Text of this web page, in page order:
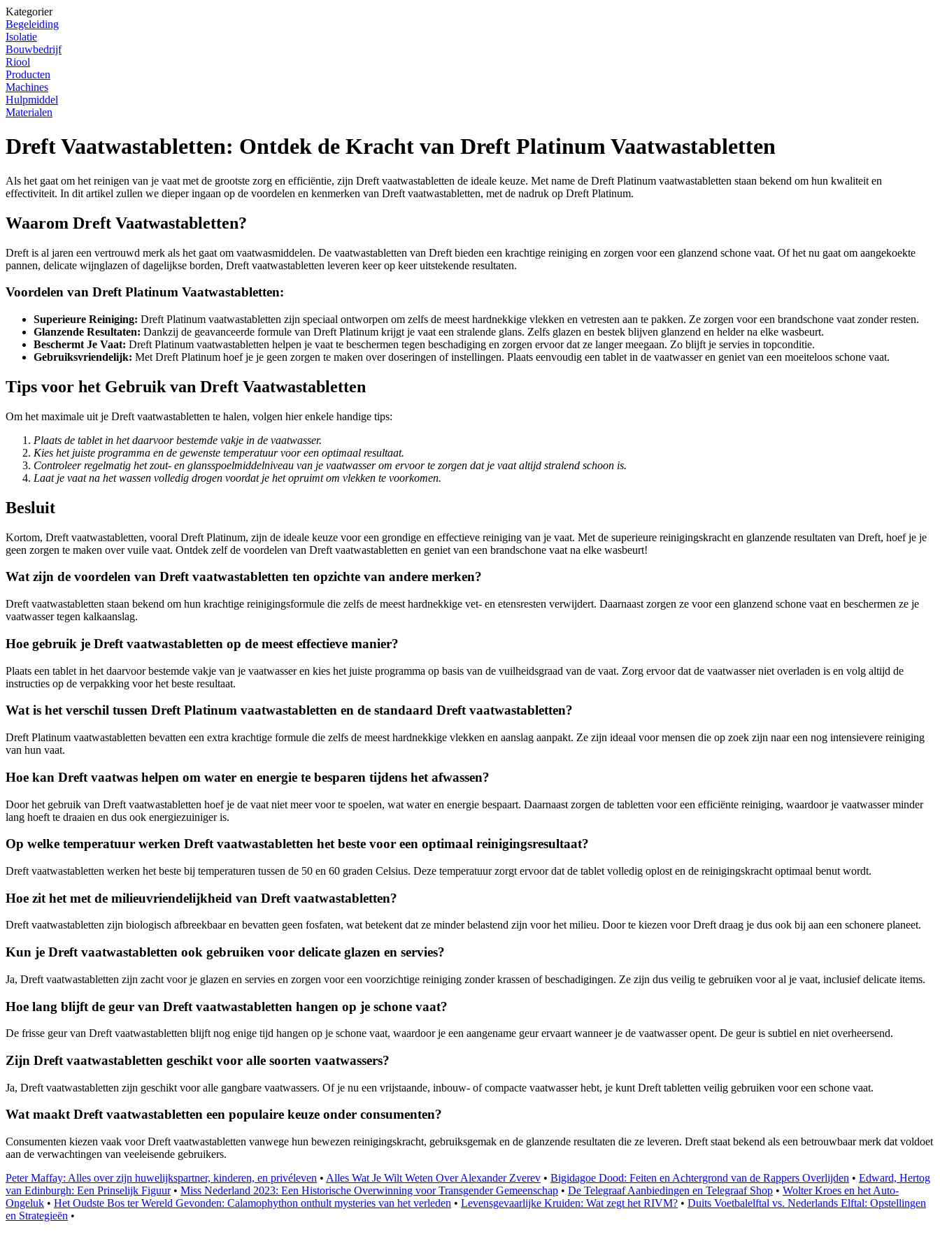
Kategorier
Begeleiding
Isolatie
Bouwbedrijf
Riool
Producten
Machines
Hulpmiddel
Materialen
Dreft Vaatwastabletten: Ontdek de Kracht van Dreft Platinum Vaatwastabletten
Als het gaat om het reinigen van je vaat met de grootste zorg en efficiëntie, zijn Dreft vaatwastabletten de ideale keuze. Met name de Dreft Platinum vaatwastabletten staan bekend om hun kwaliteit en
effectiviteit. In dit artikel zullen we dieper ingaan op de voordelen en kenmerken van Dreft vaatwastabletten, met de nadruk op Dreft Platinum.
Waarom Dreft Vaatwastabletten?
Dreft is al jaren een vertrouwd merk als het gaat om vaatwasmiddelen. De vaatwastabletten van Dreft bieden een krachtige reiniging en zorgen voor een glanzend schone vaat. Of het nu gaat om aangekoekte
pannen, delicate wijnglazen of dagelijkse borden, Dreft vaatwastabletten leveren keer op keer uitstekende resultaten.
Voordelen van Dreft Platinum Vaatwastabletten:
Superieure Reiniging: Dreft Platinum vaatwastabletten zijn speciaal ontworpen om zelfs de meest hardnekkige vlekken en vetresten aan te pakken. Ze zorgen voor een brandschone vaat zonder resten.
Glanzende Resultaten: Dankzij de geavanceerde formule van Dreft Platinum krijgt je vaat een stralende glans. Zelfs glazen en bestek blijven glanzend en helder na elke wasbeurt.
Beschermt Je Vaat: Dreft Platinum vaatwastabletten helpen je vaat te beschermen tegen beschadiging en zorgen ervoor dat ze langer meegaan. Zo blijft je servies in topconditie.
Gebruiksvriendelijk: Met Dreft Platinum hoef je je geen zorgen te maken over doseringen of instellingen. Plaats eenvoudig een tablet in de vaatwasser en geniet van een moeiteloos schone vaat.
Tips voor het Gebruik van Dreft Vaatwastabletten
Om het maximale uit je Dreft vaatwastabletten te halen, volgen hier enkele handige tips:
Plaats de tablet in het daarvoor bestemde vakje in de vaatwasser.
Kies het juiste programma en de gewenste temperatuur voor een optimaal resultaat.
Controleer regelmatig het zout- en glansspoelmiddelniveau van je vaatwasser om ervoor te zorgen dat je vaat altijd stralend schoon is.
Laat je vaat na het wassen volledig drogen voordat je het opruimt om vlekken te voorkomen.
Besluit
Kortom, Dreft vaatwastabletten, vooral Dreft Platinum, zijn de ideale keuze voor een grondige en effectieve reiniging van je vaat. Met de superieure reinigingskracht en glanzende resultaten van Dreft, hoef je je
geen zorgen te maken over vuile vaat. Ontdek zelf de voordelen van Dreft vaatwastabletten en geniet van een brandschone vaat na elke wasbeurt!
Wat zijn de voordelen van Dreft vaatwastabletten ten opzichte van andere merken?
Dreft vaatwastabletten staan bekend om hun krachtige reinigingsformule die zelfs de meest hardnekkige vet- en etensresten verwijdert. Daarnaast zorgen ze voor een glanzend schone vaat en beschermen ze je
vaatwasser tegen kalkaanslag.
Hoe gebruik je Dreft vaatwastabletten op de meest effectieve manier?
Plaats een tablet in het daarvoor bestemde vakje van je vaatwasser en kies het juiste programma op basis van de vuilheidsgraad van de vaat. Zorg ervoor dat de vaatwasser niet overladen is en volg altijd de
instructies op de verpakking voor het beste resultaat.
Wat is het verschil tussen Dreft Platinum vaatwastabletten en de standaard Dreft vaatwastabletten?
Dreft Platinum vaatwastabletten bevatten een extra krachtige formule die zelfs de meest hardnekkige vlekken en aanslag aanpakt. Ze zijn ideaal voor mensen die op zoek zijn naar een nog intensievere reiniging
van hun vaat.
Hoe kan Dreft vaatwas helpen om water en energie te besparen tijdens het afwassen?
Door het gebruik van Dreft vaatwastabletten hoef je de vaat niet meer voor te spoelen, wat water en energie bespaart. Daarnaast zorgen de tabletten voor een efficiënte reiniging, waardoor je vaatwasser minder
lang hoeft te draaien en dus ook energiezuiniger is.
Op welke temperatuur werken Dreft vaatwastabletten het beste voor een optimaal reinigingsresultaat?
Dreft vaatwastabletten werken het beste bij temperaturen tussen de 50 en 60 graden Celsius. Deze temperatuur zorgt ervoor dat de tablet volledig oplost en de reinigingskracht optimaal benut wordt.
Hoe zit het met de milieuvriendelijkheid van Dreft vaatwastabletten?
Dreft vaatwastabletten zijn biologisch afbreekbaar en bevatten geen fosfaten, wat betekent dat ze minder belastend zijn voor het milieu. Door te kiezen voor Dreft draag je dus ook bij aan een schonere planeet.
Kun je Dreft vaatwastabletten ook gebruiken voor delicate glazen en servies?
Ja, Dreft vaatwastabletten zijn zacht voor je glazen en servies en zorgen voor een voorzichtige reiniging zonder krassen of beschadigingen. Ze zijn dus veilig te gebruiken voor al je vaat, inclusief delicate items.
Hoe lang blijft de geur van Dreft vaatwastabletten hangen op je schone vaat?
De frisse geur van Dreft vaatwastabletten blijft nog enige tijd hangen op je schone vaat, waardoor je een aangename geur ervaart wanneer je de vaatwasser opent. De geur is subtiel en niet overheersend.
Zijn Dreft vaatwastabletten geschikt voor alle soorten vaatwassers?
Ja, Dreft vaatwastabletten zijn geschikt voor alle gangbare vaatwassers. Of je nu een vrijstaande, inbouw- of compacte vaatwasser hebt, je kunt Dreft tabletten veilig gebruiken voor een schone vaat.
Wat maakt Dreft vaatwastabletten een populaire keuze onder consumenten?
Consumenten kiezen vaak voor Dreft vaatwastabletten vanwege hun bewezen reinigingskracht, gebruiksgemak en de glanzende resultaten die ze leveren. Dreft staat bekend als een betrouwbaar merk dat voldoet
aan de verwachtingen van veeleisende gebruikers.
Peter Maffay: Alles over zijn huwelijkspartner, kinderen, en privéleven • Alles Wat Je Wilt Weten Over Alexander Zverev • Bigidagoe Dood: Feiten en Achtergrond van de Rappers Overlijden • Edward, Hertog
van Edinburgh: Een Prinselijk Figuur• Miss Nederland 2023: Een Historische Overwinning voor Transgender Gemeenschap • De Telegraaf Aanbiedingen en Telegraaf Shop • Wolter Kroes en het Auto-
Ongeluk • Het Oudste Bos ter Wereld Gevonden: Calamophython onthult mysteries van het verleden • Levensgevaarlijke Kruiden: Wat zegt het RIVM? • Duits Voetbalelftal vs. Nederlands Elftal: Opstellingen
en Strategieën •